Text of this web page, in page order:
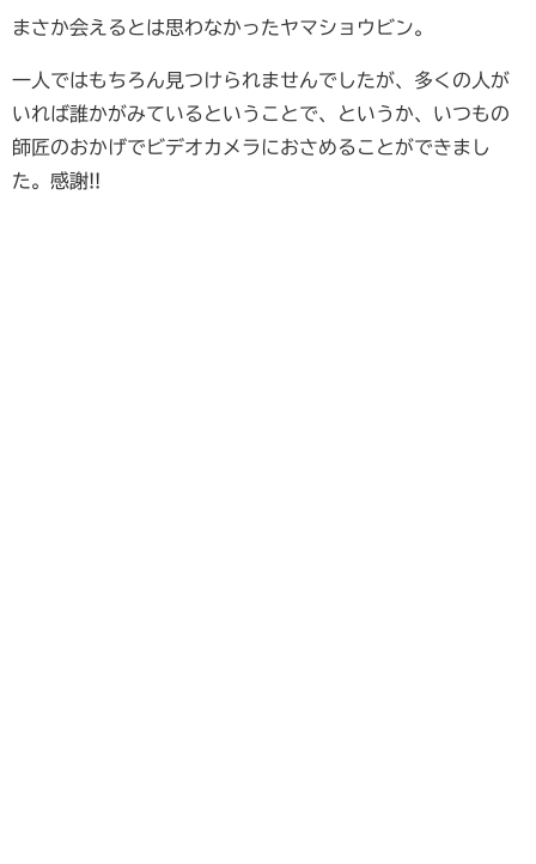
まさか会えるとは思わなかったヤマショウビン。
一人ではもちろん見つけられませんでしたが、多くの人が
いれば誰かがみているということで、というか、いつもの
師匠のおかげでビデオカメラにおさめることができまし
た。感謝!!